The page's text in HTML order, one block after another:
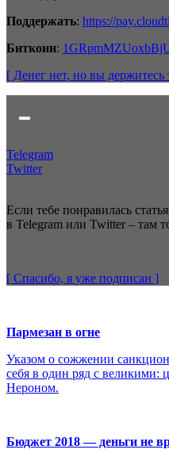
Поддержать: https://
Биткоин:
[ Денег нет, но вы держитесь
Telegram
Twitter
Если тебе понравилась
в Telegram или Twitter – там
[ Спасибо, я уже подписан ]
Пармезан в огне
Указом о сожжении
себя в один ряд с великими:
Нероном.
Бюджет 2018 — деньги не